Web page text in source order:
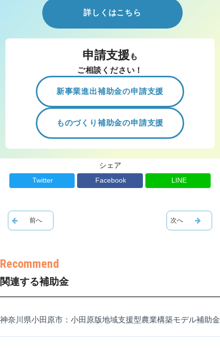
詳しくはこちら
申請支援 も
ご相談ください！
新事業進出補助金の申請支援
ものづくり補助金の申請支援
シェア
Twitter Facebook LINE
関連する補助金
神奈川県小田原市：小田原版地域支援型農業構築モデル補助金